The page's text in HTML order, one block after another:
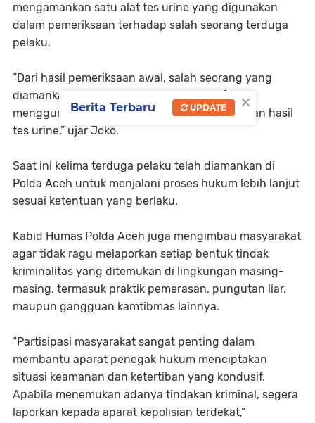
mengamankan satu alat tes urine yang digunakan
dalam pemeriksaan terhadap salah seorang terduga
pelaku.
“Dari hasil pemeriksaan awal, salah seorang yang
diamankan berinisial EP diketahui positif
menggunakan narkotika jenis sabu berdasarkan hasil
tes urine,” ujar Joko.
Saat ini kelima terduga pelaku telah diamankan di
Polda Aceh untuk menjalani proses hukum lebih lanjut
sesuai ketentuan yang berlaku.
Kabid Humas Polda Aceh juga mengimbau masyarakat
agar tidak ragu melaporkan setiap bentuk tindak
kriminalitas yang ditemukan di lingkungan masing-
masing, termasuk praktik pemerasan, pungutan liar,
maupun gangguan kamtibmas lainnya.
“Partisipasi masyarakat sangat penting dalam
membantu aparat penegak hukum menciptakan
situasi keamanan dan ketertiban yang kondusif.
Apabila menemukan adanya tindakan kriminal, segera
laporkan kepada aparat kepolisian terdekat,”
×
Berita Terbaru UPDATE